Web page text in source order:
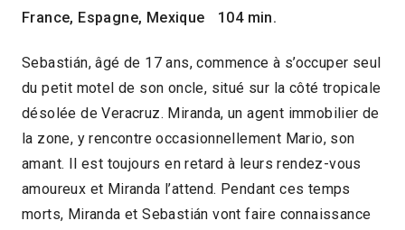
France, Espagne, Mexique
104 min.
Sebastián, âgé de 17 ans, commence à s’occuper seul
du petit motel de son oncle, situé sur la côté tropicale
désolée de Veracruz. Miranda, un agent immobilier de
la zone, y rencontre occasionnellement Mario, son
amant. Il est toujours en retard à leurs rendez-vous
amoureux et Miranda l’attend. Pendant ces temps
morts, Miranda et Sebastián vont faire connaissance